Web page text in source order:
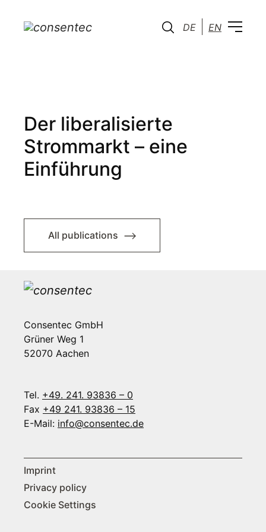
DE EN
Der liberalisierte
Strommarkt – eine
Einführung
All publications
Consentec GmbH
Grüner Weg 1
52070 Aachen
Tel. +49. 241. 93836 – 0
Fax +49 241. 93836 – 15
E-Mail: info@consentec.de
Imprint
Privacy policy
Cookie Settings